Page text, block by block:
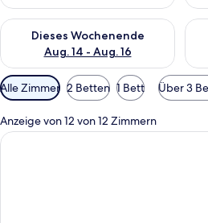
Dieses Wochenende
Aug. 14 - Aug. 16
Überprüfe die Verfügbarkeit für
Verfügbare
Filter
für
Zimmer
Alle Zimmer 2 Betten 1 Bett Über 3
Anzeige von 12 von 12 Zimmern